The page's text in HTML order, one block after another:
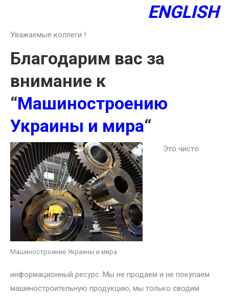
ENGLISH
Уважаемые коллеги !
Благодарим вас за
внимание к
“Машиностроению
Украины и мира“
Машиностроение Украины и мира
Это чисто
информационный ресурс. Мы не продаем и не покупаем
машиностроительную продукцию, мы только сводим